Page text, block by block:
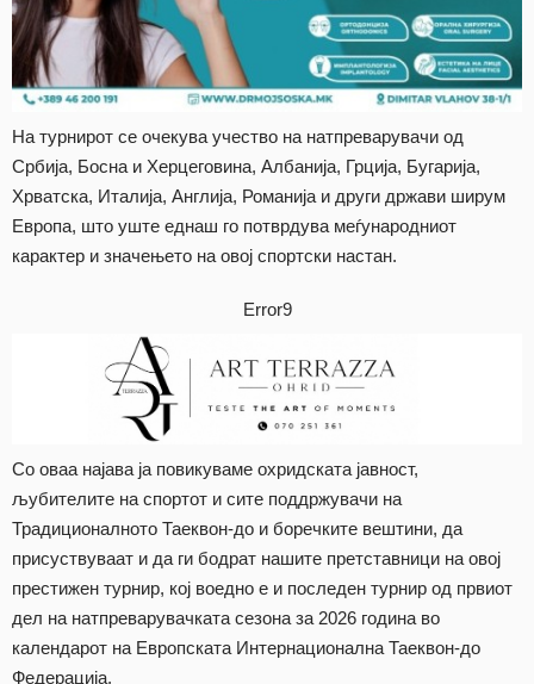
На турнирот се очекува учество на натпреварувачи од
Србија, Босна и Херцеговина, Албанија, Грција, Бугарија,
Хрватска, Италија, Англија, Романија и други држави ширум
Европа, што уште еднаш го потврдува меѓународниот
карактер и значењето на овој спортски настан.
Error9
Со оваа најава ја повикуваме охридската јавност,
љубителите на спортот и сите поддржувачи на
Традиционалното Таеквон-до и боречките вештини, да
присуствуваат и да ги бодрат нашите претставници на овој
престижен турнир, кој воедно е и последен турнир од првиот
дел на натпреварувачката сезона за 2026 година во
календарот на Европската Интернационална Таеквон-до
Федерација.